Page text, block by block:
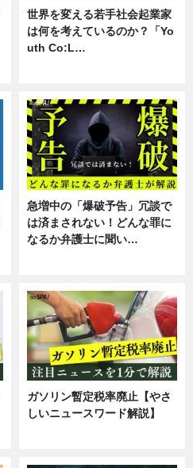
世界を変える若手社会起業家
は何を考えているのか？「Yo
uth Co:L…
急増中の「爆破予告」冗談で
は済まされない！どんな罪に
なるか弁護士に聞い…
ガソリン暫定税率廃止【やさ
しいニュースワード解説】